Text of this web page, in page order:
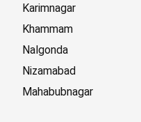
Karimnagar
Khammam
Nalgonda
Nizamabad
Mahabubnagar